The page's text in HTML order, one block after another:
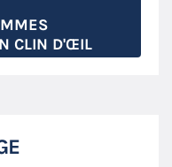
CLIN D'ŒIL